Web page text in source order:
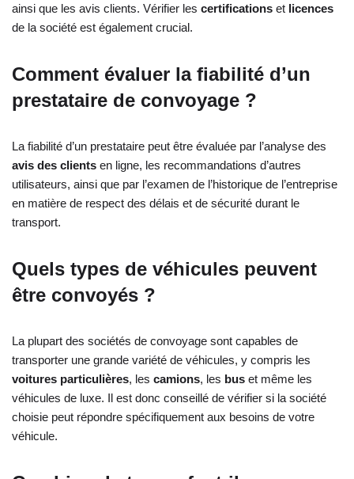
ainsi que les avis clients. Vérifier les certifications et licences
de la société est également crucial.
Comment évaluer la fiabilité d’un
prestataire de convoyage ?
La fiabilité d’un prestataire peut être évaluée par l’analyse des
avis des clients en ligne, les recommandations d’autres
utilisateurs, ainsi que par l’examen de l’historique de l’entreprise
en matière de respect des délais et de sécurité durant le
transport.
Quels types de véhicules peuvent
être convoyés ?
La plupart des sociétés de convoyage sont capables de
transporter une grande variété de véhicules, y compris les
voitures particulières, les camions, les bus et même les
véhicules de luxe. Il est donc conseillé de vérifier si la société
choisie peut répondre spécifiquement aux besoins de votre
véhicule.